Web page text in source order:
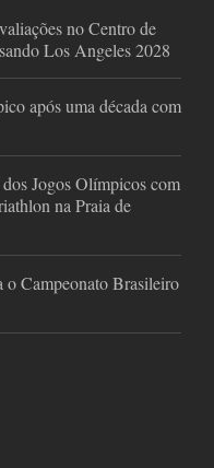
no Centro de
Los Angeles 2028
após uma década com
Jogos Olímpicos com
na Praia de
o Campeonato Brasileiro